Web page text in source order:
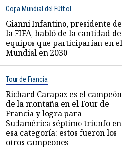
Copa Mundial del Fútbol
Gianni Infantino, presidente de
la FIFA, habló de la cantidad de
equipos que participarían en el
Mundial en 2030
Tour de Francia
Richard Carapaz es el campeón
de la montaña en el Tour de
Francia y logra para
Sudamérica séptimo triunfo en
esa categoría: estos fueron los
otros campeones